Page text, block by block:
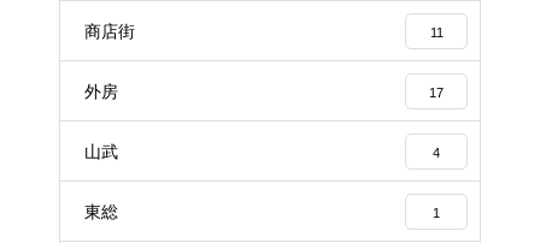
商店街 11
外房 17
山武 4
東総 1